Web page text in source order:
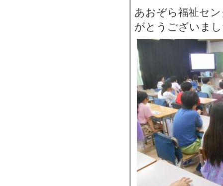
あおぞら福祉セ
がとうございま